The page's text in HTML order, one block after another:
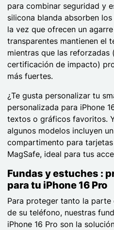
para combinar seguridad y
silicona blanda absorben
la vez que ofrecen un
transparentes mantienen el
mientras que las reforzadas
certificación de impacto)
más fuertes.
¿Te gusta personalizar tu
personalizada para iPhone
textos o gráficos favoritos.
algunos modelos incluyen
compartimento para
MagSafe, ideal para tus
Fundas y estuches :
para tu iPhone 16 Pro
Para proteger tanto la
de su teléfono, nuestras
iPhone 16 Pro son la